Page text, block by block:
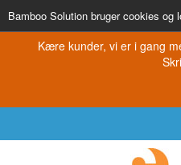
Bamboo Solution bruger cookies
Kære kunder, vi er i gang